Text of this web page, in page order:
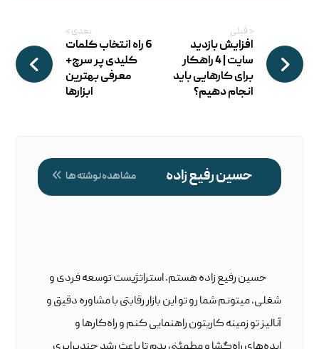
< قبلی
افزایش بازدید
سایت | 4 راهکار
برای کارهایی باید
انجام دهیم؟
بعدی >
6 راه انتخاب کلمات
کلیدی پر سرچ+
معرفی بهترین
ابزارها
حسین رفیع زاده مشاهده نوشته ها
حسین رفیع زاده هستم. استراتژیست توسعه فردی و
شغلی. میتونم شما رو تو این بازار رقابتی با مشاوره دقیق و
آنالیز تو زمینه کاریتون راهنمایی کنم و راه‌کارها و